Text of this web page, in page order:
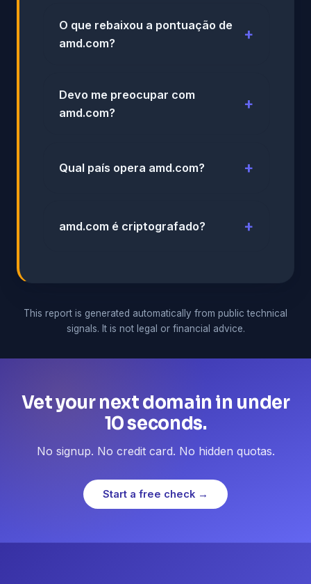
O que rebaixou a pontuação de
amd.com?
Devo me preocupar com
amd.com?
Qual país opera amd.com?
amd.com é criptografado?
This report is generated automatically from public technical
signals. It is not legal or financial advice.
Vet your next domain in under
10 seconds.
No signup. No credit card. No hidden quotas.
Start a free check →